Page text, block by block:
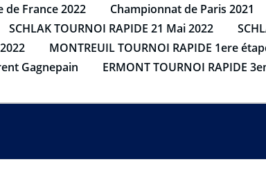
de France 2022 Championnat de Paris 2021
SCHLAK TOURNOI RAPIDE 21 Mai 2022
MONTREUIL TOURNOI RAPIDE 1ere
Gagnepain ERMONT TOURNOI RAPIDE